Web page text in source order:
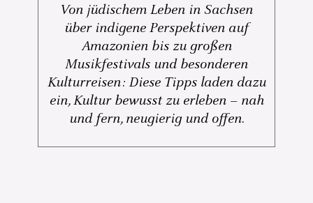
Von jüdischem Leben in Sachsen
über indigene Perspektiven auf
Amazonien bis zu großen
Musikfestivals und besonderen
Kulturreisen: Diese Tipps laden dazu
ein, Kultur bewusst zu erleben – nah
und fern, neugierig und offen.